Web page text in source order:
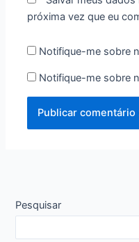
próxima vez que eu
Notifique-me sobre
Notifique-me sobre
Pesquisar